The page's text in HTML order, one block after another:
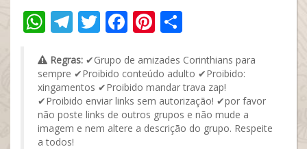
WhatsApp
Telegram
Twitter
Facebook
Pinterest
Regras: ✔Grupo de amizades Corinthians para
sempre ✔Proibido conteúdo adulto ✔Proibido:
xingamentos ✔Proibido mandar trava zap!
✔Proibido enviar links sem autorização! ✔por favor
não poste links de outros grupos e não mude a
imagem e nem altere a descrição do grupo. Respeite
a todos!